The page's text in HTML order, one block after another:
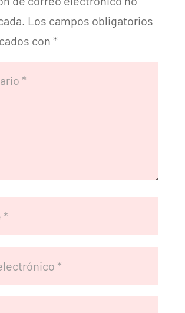
Los campos obligatorios
con *